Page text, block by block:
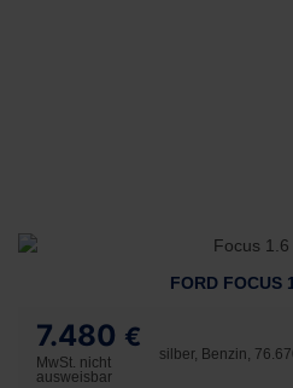
FORD FOCUS
7.480 €
MwSt. nicht
ausweisbar
silber, Benzin,